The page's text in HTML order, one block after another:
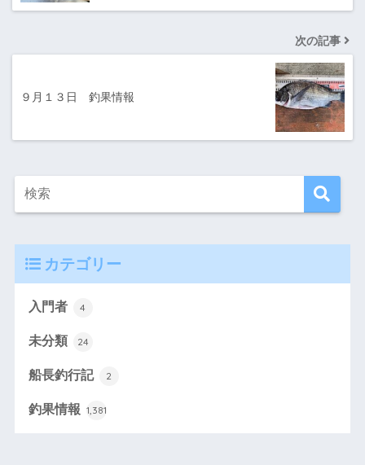
次の記事
９月１３日 釣果情報
カテゴリー
入門者 4
未分類 24
船長釣行記 2
釣果情報 1,381